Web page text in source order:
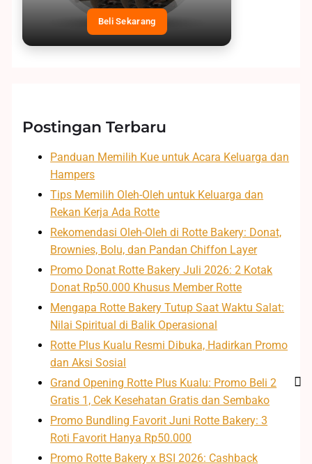
Beli Sekarang
Postingan Terbaru
Panduan Memilih Kue untuk Acara Keluarga dan
Hampers
Tips Memilih Oleh-Oleh untuk Keluarga dan
Rekan Kerja Ada Rotte
Rekomendasi Oleh-Oleh di Rotte Bakery: Donat,
Brownies, Bolu, dan Pandan Chiffon Layer
Promo Donat Rotte Bakery Juli 2026: 2 Kotak
Donat Rp50.000 Khusus Member Rotte
Mengapa Rotte Bakery Tutup Saat Waktu Salat:
Nilai Spiritual di Balik Operasional
Rotte Plus Kualu Resmi Dibuka, Hadirkan Promo
dan Aksi Sosial
Grand Opening Rotte Plus Kualu: Promo Beli 2
Gratis 1, Cek Kesehatan Gratis dan Sembako
Promo Bundling Favorit Juni Rotte Bakery: 3
Roti Favorit Hanya Rp50.000
Promo Rotte Bakery x BSI 2026: Cashback